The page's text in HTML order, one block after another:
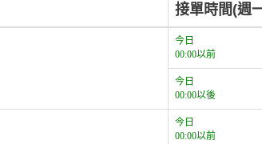
接單時間(週
今日
00:00以前
今日
00:00以後
今日
00:00以前